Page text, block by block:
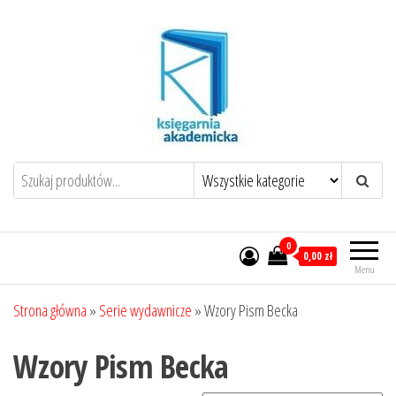
Menu
0
0,00 zł
Strona główna » Serie wydawnicze »Wzory Pism Becka
Wzory Pism Becka